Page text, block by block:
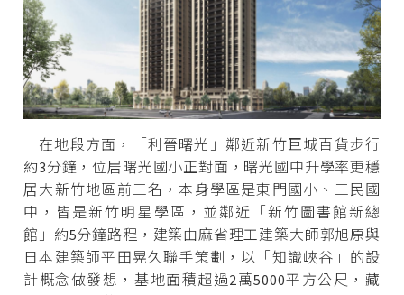
在地段方面，「利晉曙光」鄰近新竹巨城百貨步行
約3分鐘，位居曙光國小正對面，曙光國中升學率更穩
居大新竹地區前三名，本身學區是東門國小、三民國
中，皆是新竹明星學區，並鄰近「新竹圖書館新總
館」約5分鐘路程，建築由麻省理工建築大師郭旭原與
日本建築師平田晃久聯手策劃，以「知識峽谷」的設
計概念做發想，基地面積超過2萬5000平方公尺，藏